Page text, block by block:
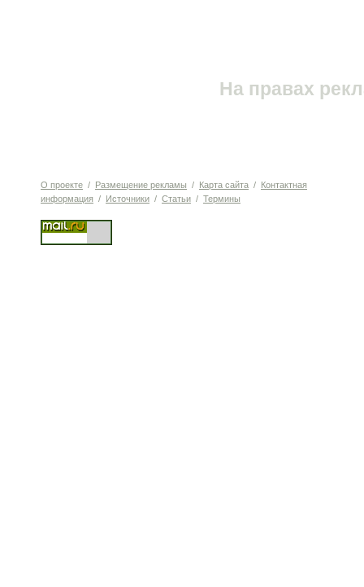
На правах
О проекте / Размещение рекламы / Карта сайта / Контактная
информация / Источники / Статьи / Термины